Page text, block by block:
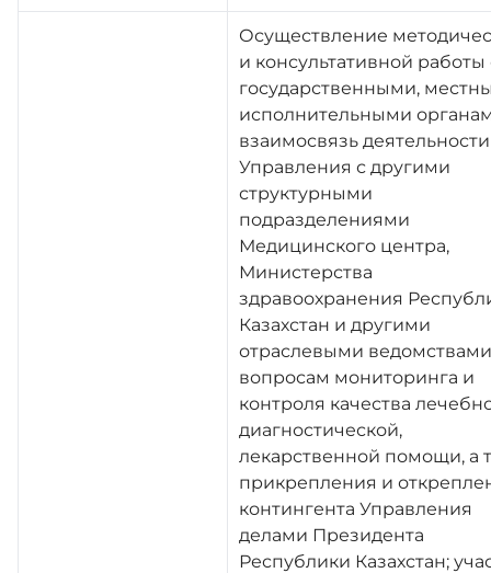
Осуществление
и консультативной работы
государственными,
исполнительными
взаимосвязь деятельности
Управления с другими
структурными
подразделениями
Медицинского центра,
Министерства
здравоохранения
Казахстан и другими
отраслевыми
вопросам мониторинга и
контроля качества
диагностической,
лекарственной помощи, а
прикрепления и
контингента Управления
делами Президента
Республики Казахстан;